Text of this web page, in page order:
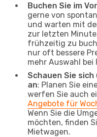
Buchen Sie im
gerne von
und warten mit
zur letzten
frühzeitig zu
nur oft bessere
mehr Auswahl
Schauen Sie
an: Planen Sie
werfen Sie auch
Angebote für
Wenn Sie die
möchten, finden
Mietwagen.